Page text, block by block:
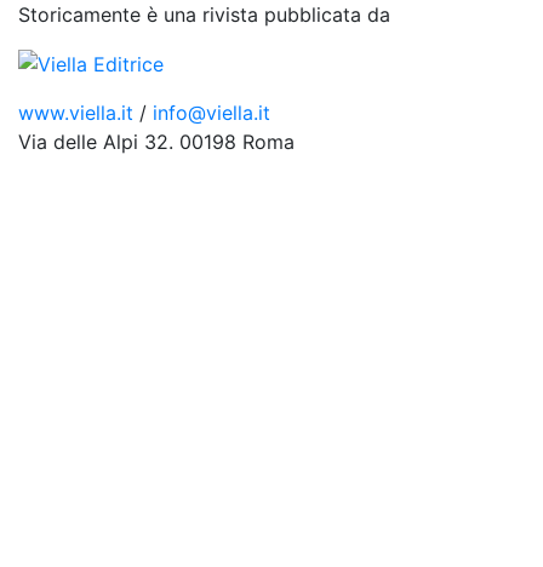
Storicamente è una rivista pubblicata da
www.viella.it / info@viella.it
Via delle Alpi 32. 00198 Roma